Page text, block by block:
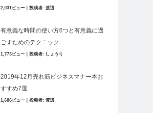
2,031ビュー 投稿者: 渡辺
有意義な時間の使い方6つと有意義に過
ごすためのテクニック
1,773ビュー 投稿者: しょうり
2019年12月売れ筋ビジネスマナー本お
すすめ7選
1,686ビュー 投稿者: 渡辺